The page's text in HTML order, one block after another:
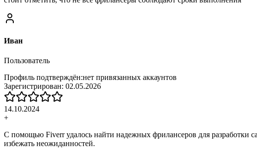
Иван
Пользователь
Профиль подтверждён:нет привязанных аккаунтов
Зарегистрирован: 02.05.2026
14.10.2024
+
С помощью Fiverr удалось найти надежных фрилансеров для разработки
избежать неожиданностей.